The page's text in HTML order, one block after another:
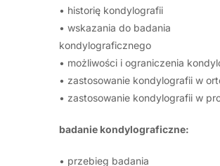
• historię kondylografii
• wskazania do badania
kondylograficznego
• możliwości i ograniczenia
• zastosowanie kondylografii w
• zastosowanie kondylografii w
badanie kondylograficzne:
• przebieg badania